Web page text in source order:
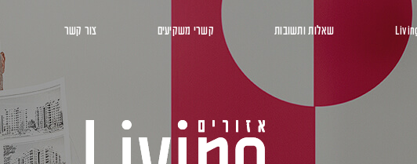
שאלות ותשובות קשרי משקיעים צור קשר